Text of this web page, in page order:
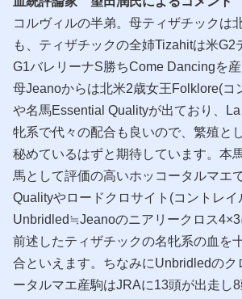
コルヴィルの半弟。母ティザチックは
も、ティザチックの全姉Tizahitは米G2
G1バレリーナS勝ちCome Dancingを
母Jeanoからは北米2歳女王Folklore(コ
や名馬Essential Qualityが出ており、
牝系で代々の配合も良いので、繁殖と
秘めているはずと期待しています。本
馬として評価の高いホッコータルマエ
Qualityやロードクロサイト(コントレイ
Unbridled≒Jeanoのニアリークロス4×3
前述したティザチックの名牝系の血を
合といえます。ちなみにUnbridledのク
ータルマエ産駒はJRAに13頭が出走し